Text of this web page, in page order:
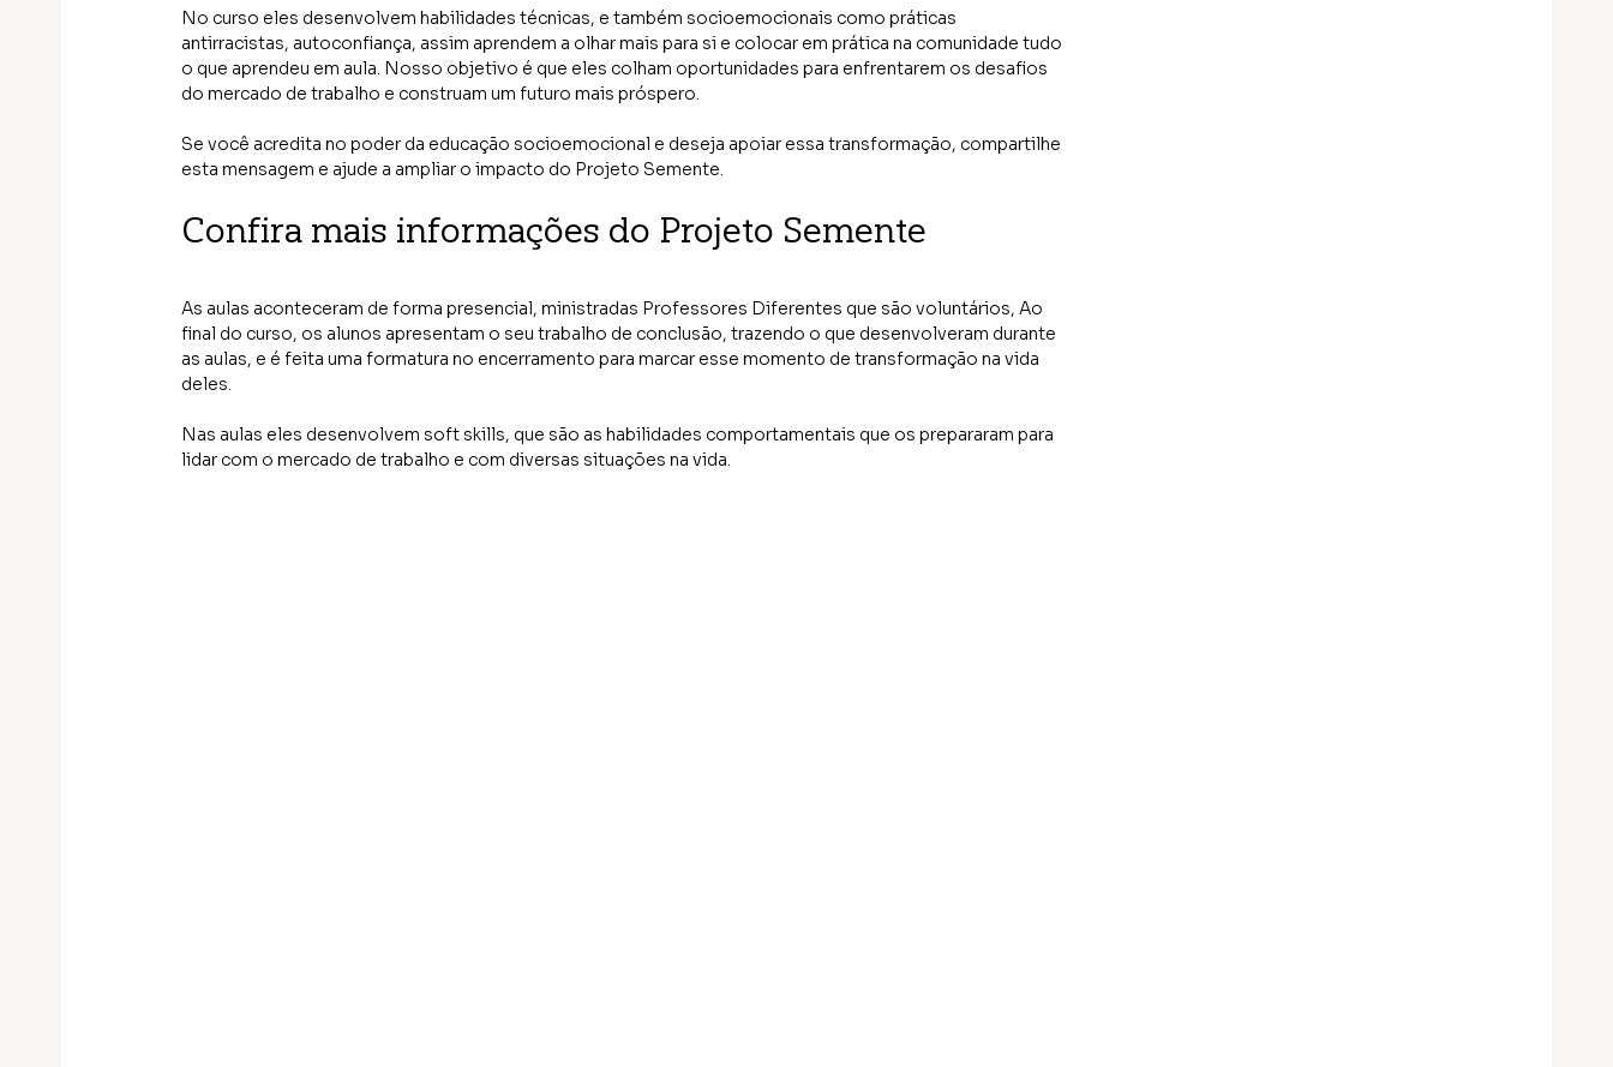
No curso eles desenvolvem habilidades técnicas, e também socioemocionais como práticas
antirracistas, autoconfiança, assim aprendem a olhar mais para si e colocar em prática na comunidade tudo
o que aprendeu em aula. Nosso objetivo é que eles colham oportunidades para enfrentarem os desafios
do mercado de trabalho e construam um futuro mais próspero.
Se você acredita no poder da educação socioemocional e deseja apoiar essa transformação, compartilhe
esta mensagem e ajude a ampliar o impacto do Projeto Semente.
Confira mais informações do Projeto Semente
As aulas aconteceram de forma presencial, ministradas Professores Diferentes que são voluntários, Ao
final do curso, os alunos apresentam o seu trabalho de conclusão, trazendo o que desenvolveram durante
as aulas, e é feita uma formatura no encerramento para marcar esse momento de transformação na vida
deles.
Nas aulas eles desenvolvem soft skills, que são as habilidades comportamentais que os prepararam para
lidar com o mercado de trabalho e com diversas situações na vida.